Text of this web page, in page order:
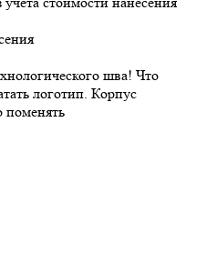
шва! Что
логотип. Корпус
поменять